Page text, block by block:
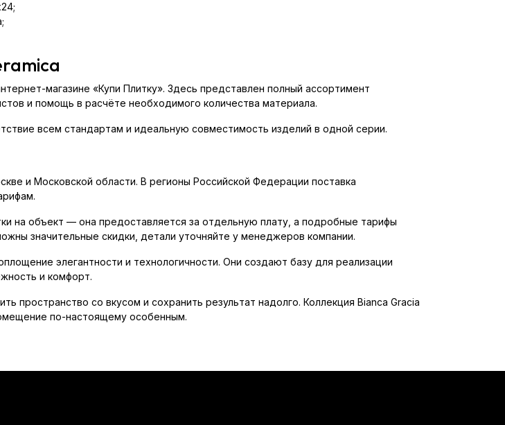
магазине «Купи Плитку». Здесь представлен полный ассортимент
и помощь в расчёте необходимого количества материала.
всем стандартам и идеальную совместимость изделий в одной серии.
и Московской области. В регионы Российской Федерации поставка
на объект — она предоставляется за отдельную плату, а подробные тарифы
значительные скидки, детали уточняйте у менеджеров компании.
элегантности и технологичности. Они создают базу для реализации
и комфорт.
со вкусом и сохранить результат надолго. Коллекция Bianca Gracia
по-настоящему особенным.